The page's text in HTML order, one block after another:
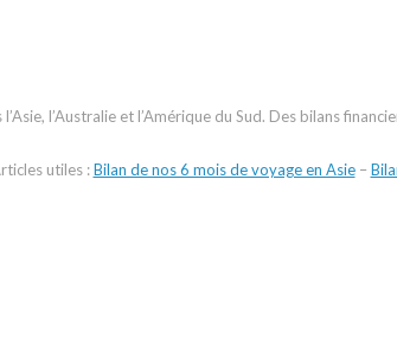
l’Australie et l’Amérique du Sud. Des bilans
utiles :Bilan de nos 6 mois de voyage en Asie–